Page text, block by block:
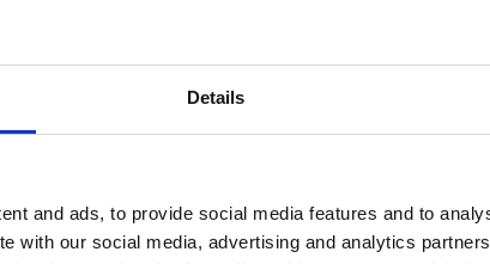
Details
and ads, to provide social media features and to
with our social media, advertising and analytics